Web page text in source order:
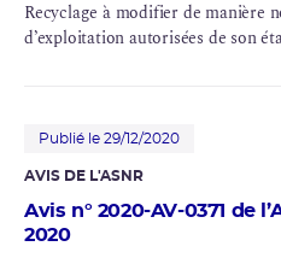
Recyclage à modifier de manière
d’exploitation autorisées de son
Publié le 29/12/2020
AVIS DE L'ASNR
Avis n° 2020-AV-0371 de
2020